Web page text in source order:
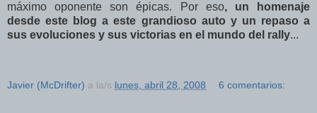
máximo oponente son épicas. Por eso, un homenaje
desde este blog a este grandioso auto y un repaso a
sus evoluciones y sus victorias en el mundo del rally...
Javier (McDrifter) a la/s lunes, abril 28, 2008 6 comentarios: